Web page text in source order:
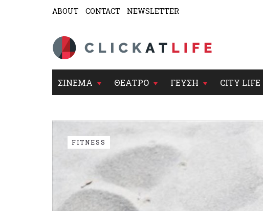
ABOUT CONTACT NEWSLETTER
ΣΙΝΕΜΑ ΘΕΑΤΡΟ ΓΕΥΣΗ CITY LIFE
FITNESS